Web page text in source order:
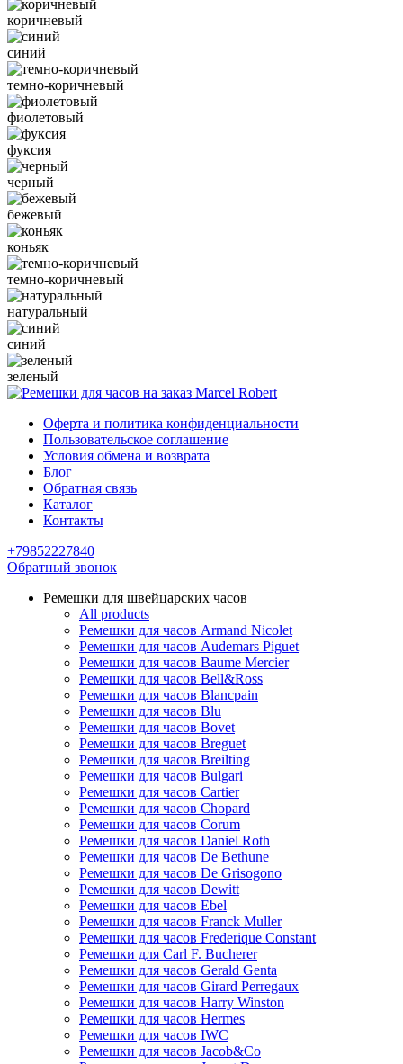
коричневый
синий
темно-коричневый
фиолетовый
фуксия
черный
бежевый
коньяк
темно-коричневый
натуральный
синий
зеленый
Оферта и политика конфиденциальности
Пользовательское соглашение
Условия обмена и возврата
Блог
Обратная связь
Каталог
Контакты
+79852227840
Обратный звонок
Ремешки для швейцарских часов
All products
Ремешки для часов Armand Nicolet
Ремешки для часов Audemars Piguet
Ремешки для часов Baume Mercier
Ремешки для часов Bell&Ross
Ремешки для часов Blancpain
Ремешки для часов Blu
Ремешки для часов Bovet
Ремешки для часов Breguet
Ремешки для часов Breilting
Ремешки для часов Bulgari
Ремешки для часов Cartier
Ремешки для часов Chopard
Ремешки для часов Corum
Ремешки для часов Daniel Roth
Ремешки для часов De Bethune
Ремешки для часов De Grisogono
Ремешки для часов Dewitt
Ремешки для часов Ebel
Ремешки для часов Franck Muller
Ремешки для часов Frederique Constant
Ремешки для Carl F. Bucherer
Ремешки для часов Gerald Genta
Ремешки для часов Girard Perregaux
Ремешки для часов Harry Winston
Ремешки для часов Hermes
Ремешки для часов IWC
Ремешки для часов Jacob&Co